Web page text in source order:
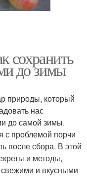
сохранить
до зимы
природы, который
нас
до самой зимы.
с проблемой порчи
после сбора. В этой
и методы,
свежими и вкусными